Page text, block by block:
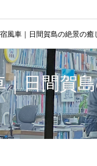
風車｜日間賀島の絶景の
日間賀